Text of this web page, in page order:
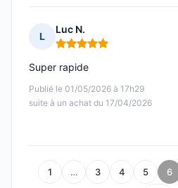
L
Luc N.
Note : 5 sur 5
Publié le 01/05/2026 à 17h29
suite à un achat du 17/04/2026
Super rapide
1 … 3 4 5 6